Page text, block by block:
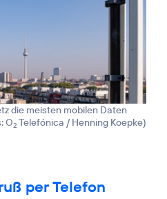
die meisten mobilen Daten
O2 Telefónica / Henning Koepke)
per Telefon